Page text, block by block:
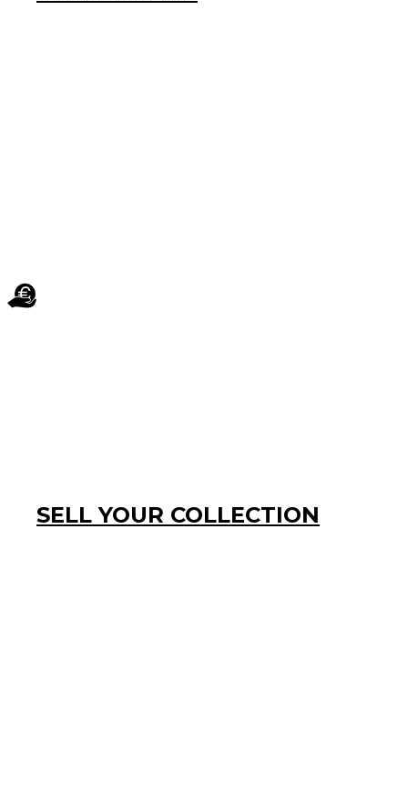
SELL ​​YOUR COLLECTION